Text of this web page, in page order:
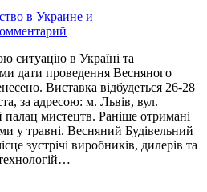
в Украине и
ситуацію в Україні та
дати проведення Весняного
Виставка відбудеться 26-28
за адресою: м. Львів, вул.
мистецтв. Раніше отримані
у травні. Весняний Будівельний
зустрічі виробників, дилерів та